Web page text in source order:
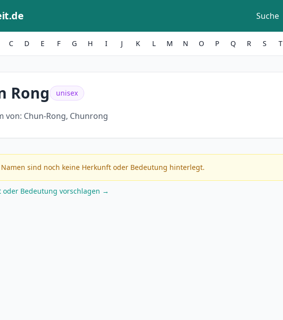
Suche
C D E F G H I J K L M N O P Q R S T
Rong unisex
von: Chun-Rong, Chunrong
sind noch keine Herkunft oder Bedeutung hinterlegt.
oder Bedeutung vorschlagen →